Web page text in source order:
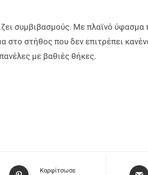
συμβιβασμούς. Με πλαϊνό ύφασμα
στο στήθος που δεν επιτρέπει
με βαθιές θήκες.
Καρφίτσωσε